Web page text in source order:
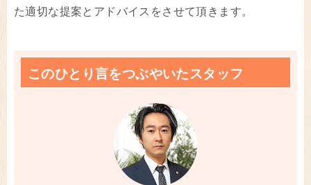
た適切な提案とアドバイスをさせて頂きます。
このひとり言をつぶやいたスタッフ